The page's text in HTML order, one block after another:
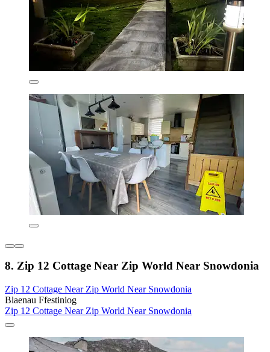
8. Zip 12 Cottage Near Zip World Near Snowdonia
Zip 12 Cottage Near Zip World Near Snowdonia
Blaenau Ffestiniog
Zip 12 Cottage Near Zip World Near Snowdonia